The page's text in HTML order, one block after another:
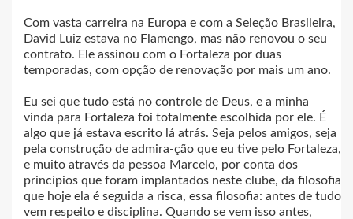
Com vasta carreira na Europa e com a Seleção Brasileira,
David Luiz estava no Flamengo, mas não renovou o seu
contrato. Ele assinou com o Fortaleza por duas
temporadas, com opção de renovação por mais um ano.
Eu sei que tudo está no controle de Deus, e a minha
vinda para Fortaleza foi totalmente escolhida por ele. É
algo que já estava escrito lá atrás. Seja pelos amigos, seja
pela construção de admira-ção que eu tive pelo Fortaleza,
e muito através da pessoa Marcelo, por conta dos
princípios que foram implantados neste clube, da filosofia
que hoje ela é seguida a risca, essa filosofia: antes de tudo
vem respeito e disciplina. Quando se vem isso antes,